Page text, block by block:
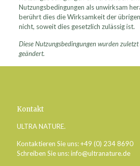
Nutzungsbedingungen als unwirksam
berührt dies die Wirksamkeit der
nicht, soweit dies gesetzlich zulässig ist.
Diese Nutzungsbedingungen wurden
geändert.
Kontakt
ULTRA NATURE.
Kontaktieren Sie uns: +49 (0) 234 8690
Schreiben Sie uns:info@ultranature.de